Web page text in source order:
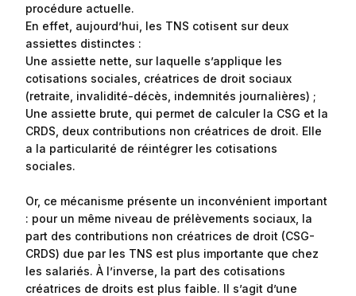
procédure actuelle.
En effet, aujourd’hui, les TNS cotisent sur deux
assiettes distinctes :
Une assiette nette, sur laquelle s’applique les
cotisations sociales, créatrices de droit sociaux
(retraite, invalidité-décès, indemnités journalières) ;
Une assiette brute, qui permet de calculer la CSG et la
CRDS, deux contributions non créatrices de droit. Elle
a la particularité de réintégrer les cotisations
sociales.
Or, ce mécanisme présente un inconvénient important
: pour un même niveau de prélèvements sociaux, la
part des contributions non créatrices de droit (CSG-
CRDS) due par les TNS est plus importante que chez
les salariés. À l’inverse, la part des cotisations
créatrices de droits est plus faible. Il s’agit d’une